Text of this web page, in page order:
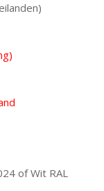
of Wit RAL